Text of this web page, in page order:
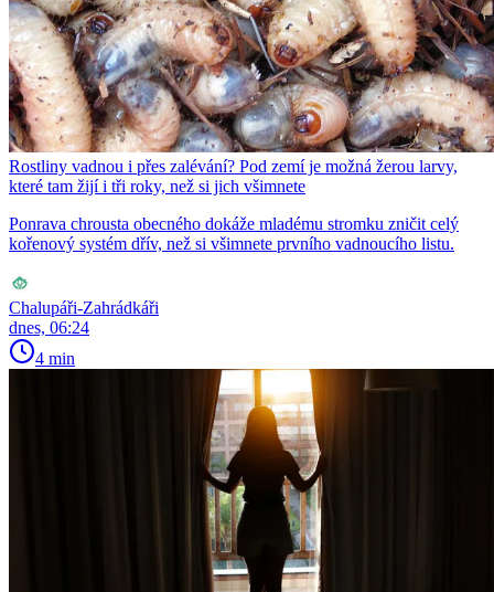
Rostliny vadnou i přes zalévání? Pod zemí je možná žerou larvy,
které tam žijí i tři roky, než si jich všimnete
Ponrava chrousta obecného dokáže mladému stromku zničit celý
kořenový systém dřív, než si všimnete prvního vadnoucího listu.
Chalupáři-Zahrádkáři
dnes, 06:24
4 min